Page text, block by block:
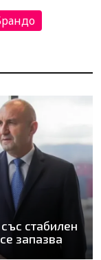
стабилен
запазва